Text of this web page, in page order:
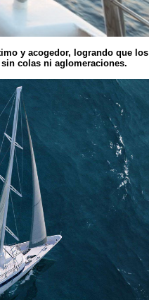
y acogedor, logrando que los
colas ni aglomeraciones.